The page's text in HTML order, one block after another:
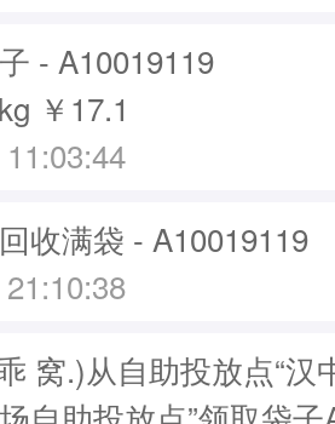
- A10019119
￥17.1
收满袋 - A10019119
窝.)从自助投放点“汉